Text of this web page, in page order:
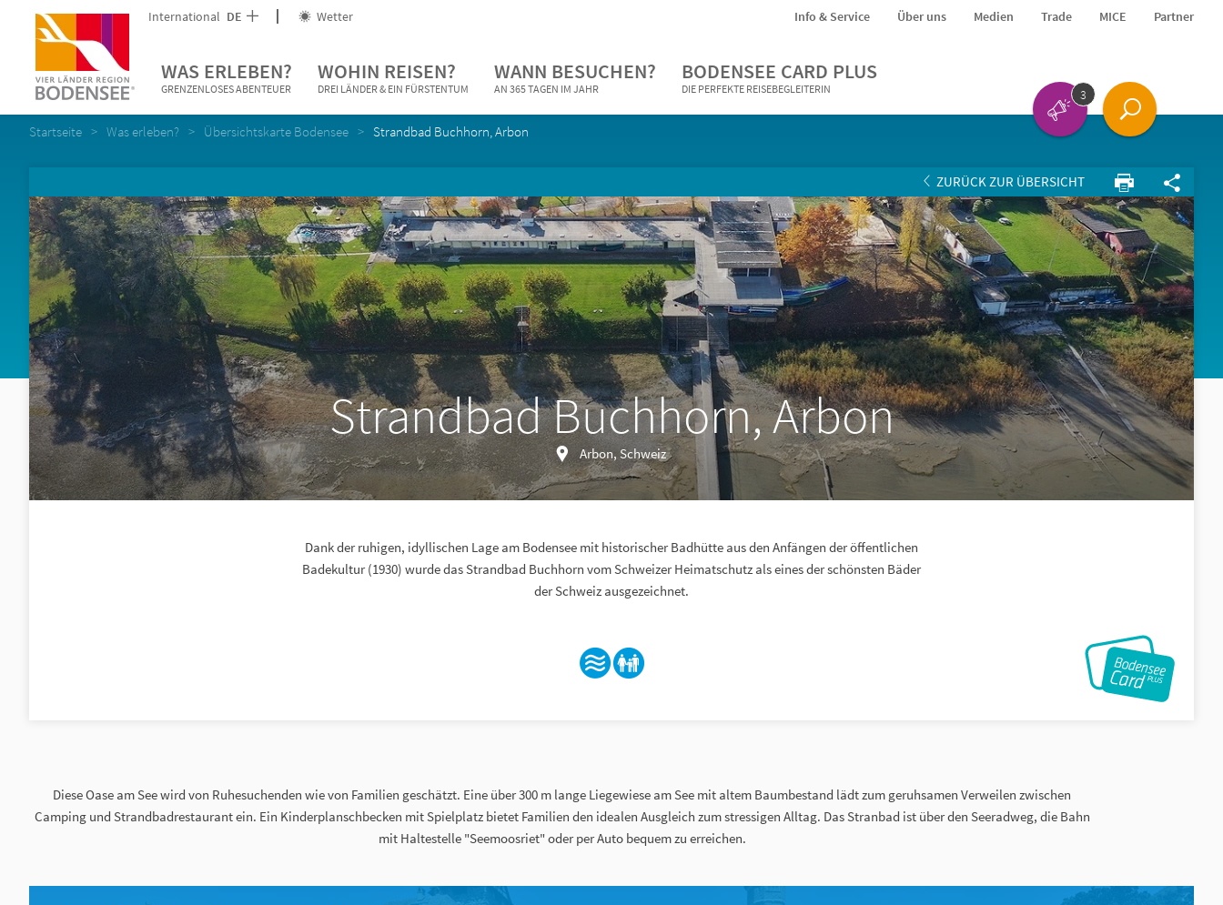
International DE Wetter Info & Service Über uns Medien Trade MICE Partner
WAS ERLEBEN?
GRENZENLOSES ABENTEUER
WOHIN REISEN?
DREI LÄNDER & EIN FÜRSTENTUM
WANN BESUCHEN?
AN 365 TAGEN IM JAHR
BODENSEE CARD PLUS
DIE PERFEKTE REISEBEGLEITERIN 3
Startseite Was erleben? Übersichtskarte Bodensee Strandbad Buchhorn, Arbon
ZURÜCK ZUR ÜBERSICHT
Strandbad Buchhorn, Arbon
Arbon, Schweiz
Dank der ruhigen, idyllischen Lage am Bodensee mit historischer Badhütte aus den Anfängen der öffentlichen
Badekultur (1930) wurde das Strandbad Buchhorn vom Schweizer Heimatschutz als eines der schönsten Bäder
der Schweiz ausgezeichnet.
Diese Oase am See wird von Ruhesuchenden wie von Familien geschätzt. Eine über 300 m lange Liegewiese am See mit altem Baumbestand lädt zum geruhsamen Verweilen zwischen
Camping und Strandbadrestaurant ein. Ein Kinderplanschbecken mit Spielplatz bietet Familien den idealen Ausgleich zum stressigen Alltag. Das Stranbad ist über den Seeradweg, die Bahn
mit Haltestelle "Seemoosriet" oder per Auto bequem zu erreichen.